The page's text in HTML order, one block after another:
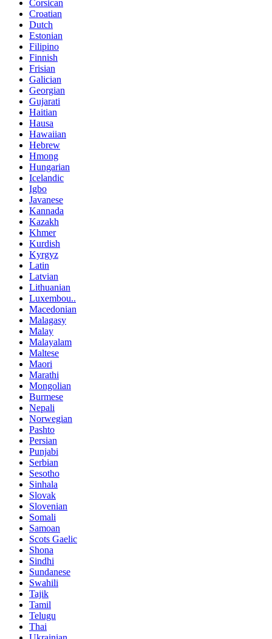
Corsican
Croatian
Dutch
Estonian
Filipino
Finnish
Frisian
Galician
Georgian
Gujarati
Haitian
Hausa
Hawaiian
Hebrew
Hmong
Hungarian
Icelandic
Igbo
Javanese
Kannada
Kazakh
Khmer
Kurdish
Kyrgyz
Latin
Latvian
Lithuanian
Luxembou..
Macedonian
Malagasy
Malay
Malayalam
Maltese
Maori
Marathi
Mongolian
Burmese
Nepali
Norwegian
Pashto
Persian
Punjabi
Serbian
Sesotho
Sinhala
Slovak
Slovenian
Somali
Samoan
Scots Gaelic
Shona
Sindhi
Sundanese
Swahili
Tajik
Tamil
Telugu
Thai